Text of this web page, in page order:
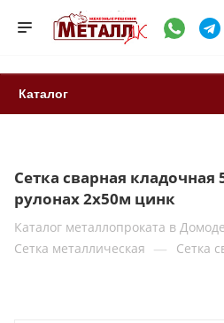
Каталог
Сетка сварная кладочная
рулонах 2х50м цинк
Каталог металлопроката в
Сетка металлическая — Сетка